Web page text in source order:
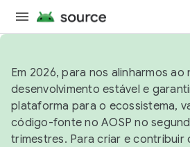
Em 2026, para nos alinharmos
desenvolvimento estável e
plataforma para o ecossistema,
código-fonte no AOSP no
trimestres. Para criar e contribuir